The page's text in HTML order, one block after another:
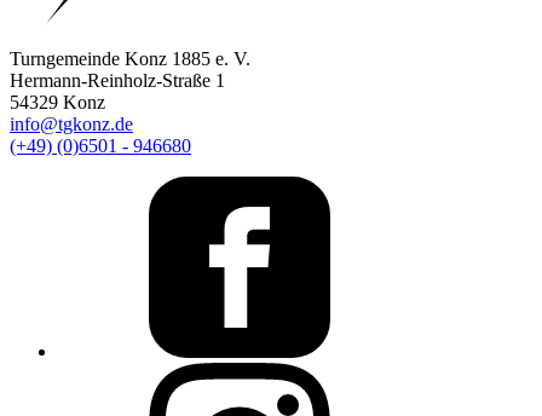
Turngemeinde Konz 1885 e. V.
Hermann-Reinholz-Straße 1
54329 Konz
info@tgkonz.de
(+49) (0)6501 - 946680